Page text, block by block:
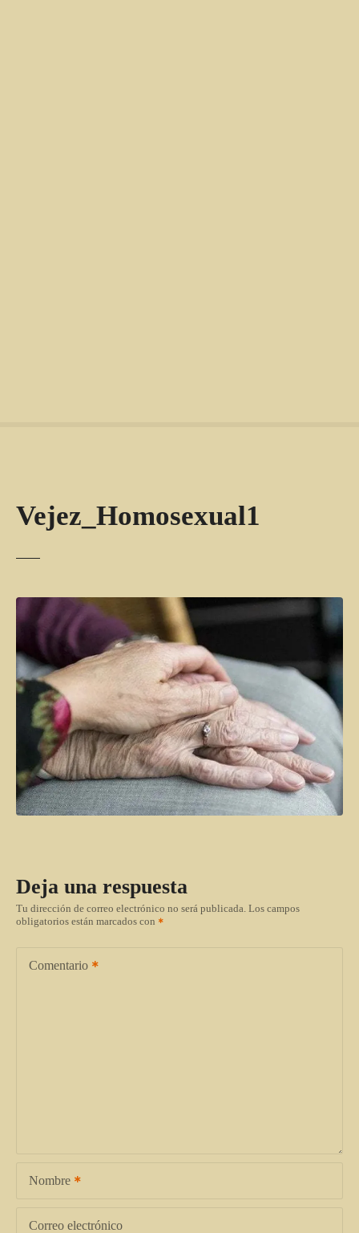
Vejez_Homosexual1
Deja una respuesta
Tu dirección de correo electrónico no será publicada. Los campos
obligatorios están marcados con
Comentario
Nombre
Correo electrónico